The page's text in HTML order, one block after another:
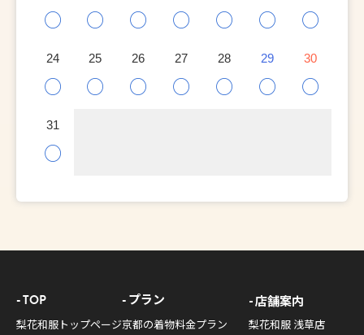
○ ○ ○ ○ ○ ○ ○
24
○
25
○
26
○
27
○
28
○
29
○
30
○
31
○
TOP
梨花和服トップページ
プラン
京都の着物料金プラン
店舗案内
梨花和服 浅草店